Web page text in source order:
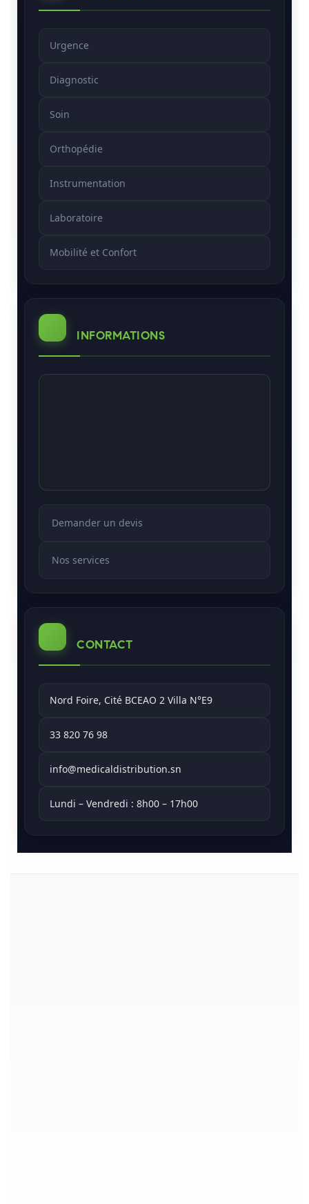
Urgence
Diagnostic
Soin
Orthopédie
Instrumentation
Laboratoire
Mobilité et Confort
INFORMATIONS
Demander un devis
Nos services
CONTACT
Nord Foire, Cité BCEAO 2 Villa N°E9
33 820 76 98
info@medicaldistribution.sn
Lundi – Vendredi : 8h00 – 17h00